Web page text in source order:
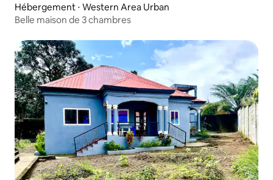
Hébergement ⋅ Western Area Urban
Belle maison de 3 chambres